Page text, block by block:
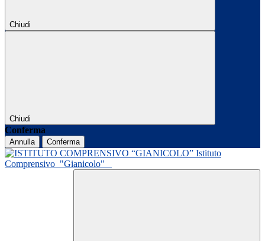
Chiudi
Chiudi
Conferma
Annulla Conferma
Istituto
Comprensivo "Gianicolo"